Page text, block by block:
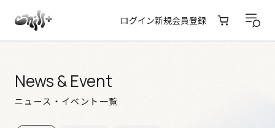
ログイン新規会員登録
News & Event
ニュース・イベント一覧